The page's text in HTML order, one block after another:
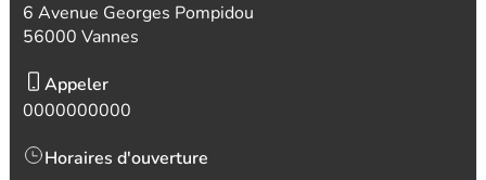
6 Avenue Georges Pompidou
56000 Vannes
Appeler
0000000000
Horaires d'ouverture